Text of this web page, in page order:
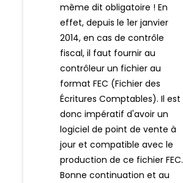
même dit obligatoire ! En
effet, depuis le 1er janvier
2014, en cas de contrôle
fiscal, il faut fournir au
contrôleur un fichier au
format FEC (Fichier des
Écritures Comptables). Il est
donc impératif d'avoir un
logiciel de point de vente à
jour et compatible avec le
production de ce fichier FEC.
Bonne continuation et au